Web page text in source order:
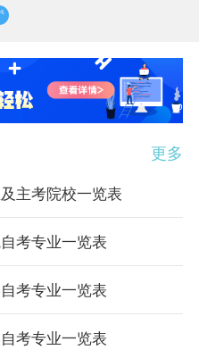
更多
主考院校一览表
考专业一览表
考专业一览表
考专业一览表